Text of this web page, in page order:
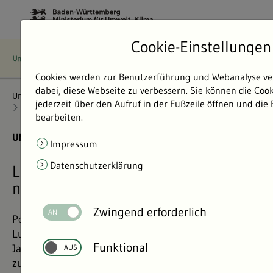
Umweltdaten Bericht: Umweltdaten 2024
Luft
Luftqualität
Luftqualität gut wie nie
UMWELTDATEN BERICHT 2024
Luftqualität so gut wie nie, aber
noch immer nicht gut genug
Positiv – so lässt sich die Entwicklung der
Luftqualität für Baden-Württemberg beschreiben. Im
Jahr 2023 ging die Schadstoffbelastung weiter
zurück und erneut wurden die Grenzwerte für
Cookie-Einstellungen
Cookies werden zur Benutzerführung und Webanalyse
dabei, diese Webseite zu verbessern. Sie können die
jederzeit über den Aufruf in der Fußzeile öffnen und die
bearbeiten.
Impressum
Datenschutzerklärung
Zwingend erforderlich
Funktional